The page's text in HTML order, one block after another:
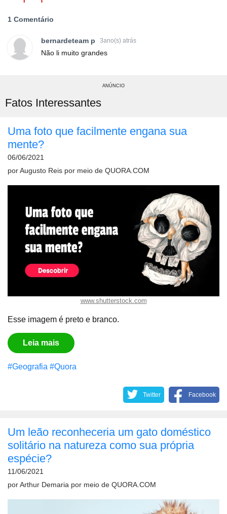
1 Comentário
bernardeteam p 3ano(s) atrás
Não li muito grandes
ANÚNCIO
Fatos Interessantes
Uma foto que facilmente engana sua
mente?
06/06/2021
por Augusto Reis por meio de QUORA.COM
www.shutterstock.com
Esse imagem é preto e branco.
Leia mais
#Geografia #Quora
Twitter Facebook
Um leão reconheceria um gato doméstico
solitário na natureza como sua própria
espécie?
11/06/2021
por Arthur Demaria por meio de QUORA.COM